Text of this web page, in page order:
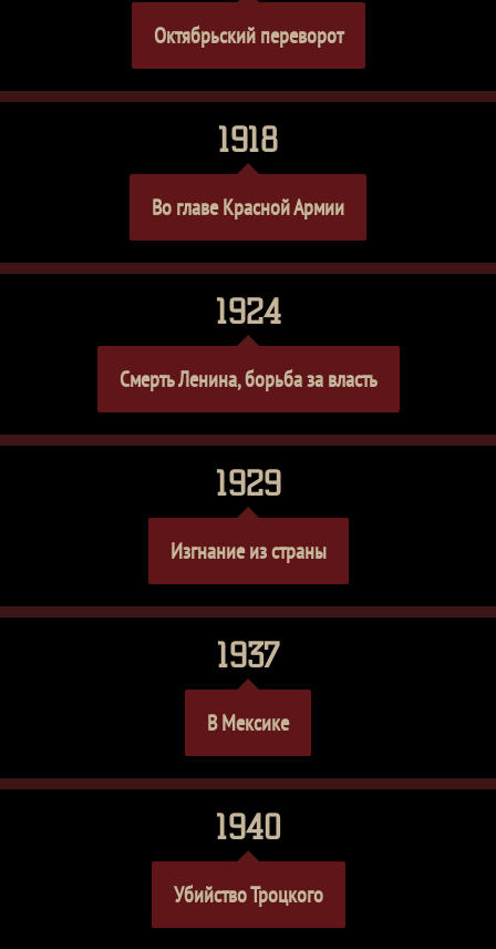
Октябрьский переворот
1918
Во главе Красной Армии
1924
Смерть Ленина, борьба за власть
1929
Изгнание из страны
1937
В Мексике
1940
Убийство Троцкого